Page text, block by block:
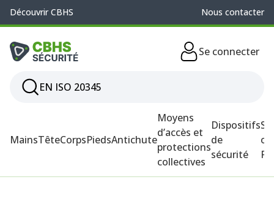
Découvrir CBHS Nous contacter
Se connecter
MainsTêteCorpsPiedsAntichute
Moyens
d’accès et
protections
collectives
Dispositifs
de
sécurité